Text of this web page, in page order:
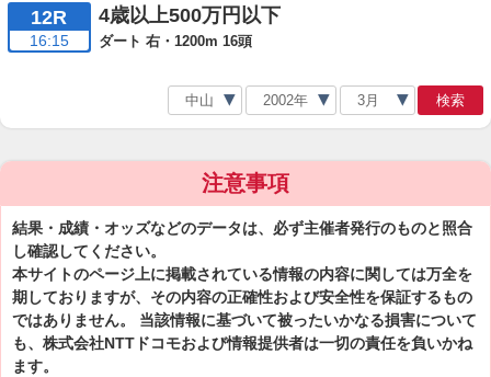
12R
16:15
4歳以上500万円以下
ダート 右・1200m 16頭
検索
注意事項
結果・成績・オッズなどのデータは、必ず主催者発行のものと照合
し確認してください。
本サイトのページ上に掲載されている情報の内容に関しては万全を
期しておりますが、その内容の正確性および安全性を保証するもの
ではありません。 当該情報に基づいて被ったいかなる損害について
も、株式会社NTTドコモおよび情報提供者は一切の責任を負いかね
ます。